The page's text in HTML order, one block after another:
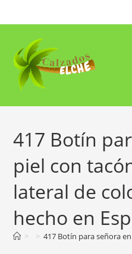
al
contenido
417 Botín
piel con
lateral de
hecho en
> > 417 Botín para señora